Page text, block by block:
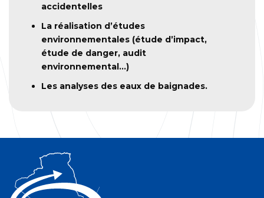
accidentelles
La réalisation d’études
environnementales (étude d’impact,
étude de danger, audit
environnemental…)
Les analyses des eaux de baignades.